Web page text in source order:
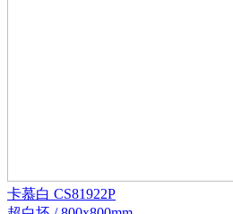
卡慕白 CS81922P